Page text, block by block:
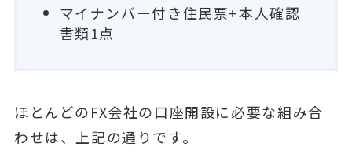
マイナンバー付き住民票+本人確認
書類1点
ほとんどのFX会社の口座開設に必要な組み合
わせは、上記の通りです。